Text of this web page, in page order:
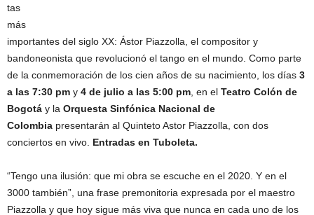
tas
más
importantes del siglo XX: Ástor Piazzolla, el compositor y
bandoneonista que revolucionó el tango en el mundo. Como parte
de la conmemoración de los cien años de su nacimiento, los días 3
a las 7:30 pm y 4 de julio a las 5:00 pm , en el Teatro Colón de
Bogotá y la Orquesta Sinfónica Nacional de
Colombia presentarán al Quinteto Astor Piazzolla, con dos
conciertos en vivo. Entradas en Tuboleta.
“Tengo una ilusión: que mi obra se escuche en el 2020. Y en el
3000 también”, una frase premonitoria expresada por el maestro
Piazzolla y que hoy sigue más viva que nunca en cada uno de los